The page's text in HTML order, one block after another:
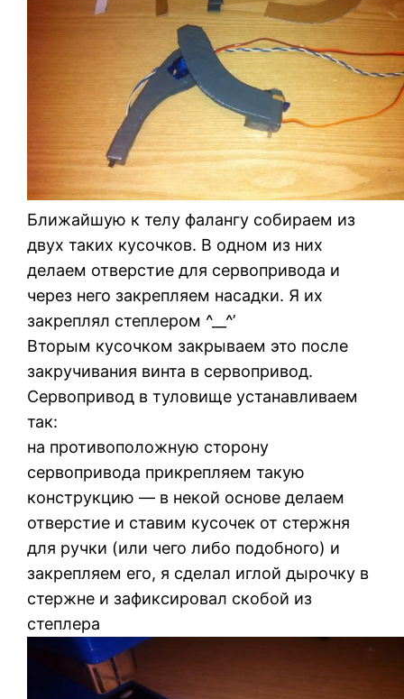
Ближайшую к телу фалангу собираем из
двух таких кусочков. В одном из них
делаем отверстие для сервопривода и
через него закрепляем насадки. Я их
закреплял степлером ^__^’
Вторым кусочком закрываем это после
закручивания винта в сервопривод.
Сервопривод в туловище устанавливаем
так:
на противоположную сторону
сервопривода прикрепляем такую
конструкцию — в некой основе делаем
отверстие и ставим кусочек от стержня
для ручки (или чего либо подобного) и
закрепляем его, я сделал иглой дырочку в
стержне и зафиксировал скобой из
степлера